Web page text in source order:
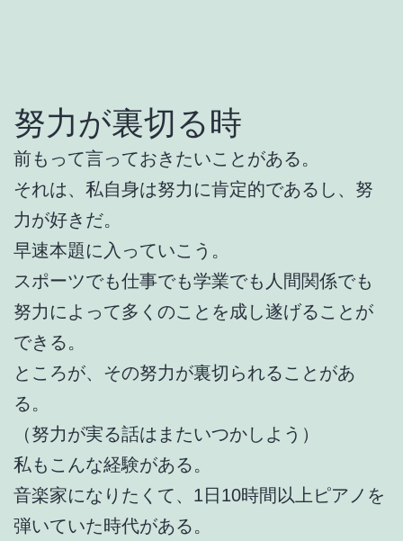
努力が裏切る時
前もって言っておきたいことがある。
それは、私自身は努力に肯定的であるし、努
力が好きだ。
早速本題に入っていこう。
スポーツでも仕事でも学業でも人間関係でも
努力によって多くのことを成し遂げることが
できる。
ところが、その努力が裏切られることがあ
る。
（努力が実る話はまたいつかしよう）
私もこんな経験がある。
音楽家になりたくて、1日10時間以上ピアノを
弾いていた時代がある。